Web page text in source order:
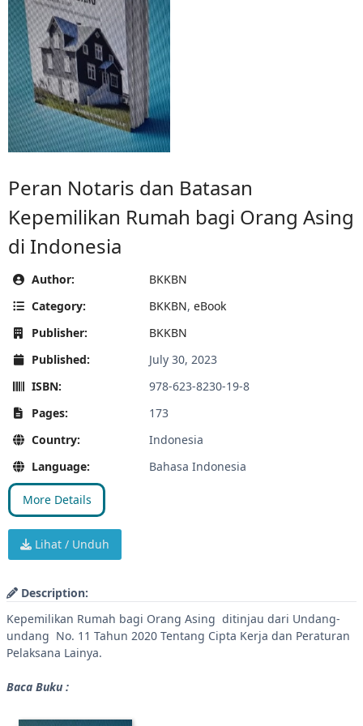
Peran Notaris dan Batasan
Kepemilikan Rumah bagi Orang Asing
di Indonesia
Author:
BKKBN
Category:
BKKBN, eBook
Publisher:
BKKBN
Published:
July 30, 2023
ISBN:
978-623-8230-19-8
Pages:
173
Country:
Indonesia
Language:
Bahasa Indonesia
More Details
Lihat / Unduh
Description:
Kepemilikan Rumah bagi Orang Asing ditinjau dari Undang-
undang No. 11 Tahun 2020 Tentang Cipta Kerja dan Peraturan
Pelaksana Lainya.
Baca Buku :